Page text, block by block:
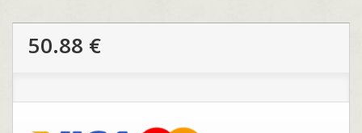
50.88 €